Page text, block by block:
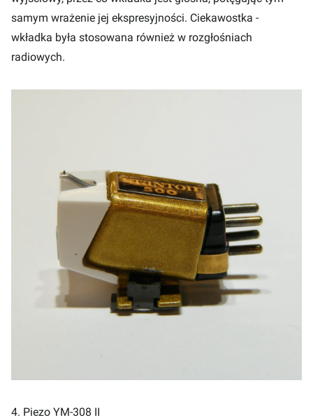
samym wrażenie jej ekspresyjności. Ciekawostka -
wkładka była stosowana również w rozgłośniach
radiowych.
4. Piezo YM-308 II